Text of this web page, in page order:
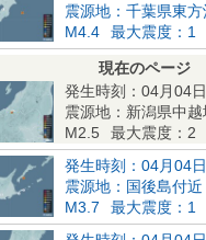
震源地：千葉県東方
M4.4
最大震度：1
現在のページ
発生時刻：04月04
震源地：新潟県中
M2.5
最大震度：2
発生時刻：04月04
震源地：国後島付近
M3.7
最大震度：1